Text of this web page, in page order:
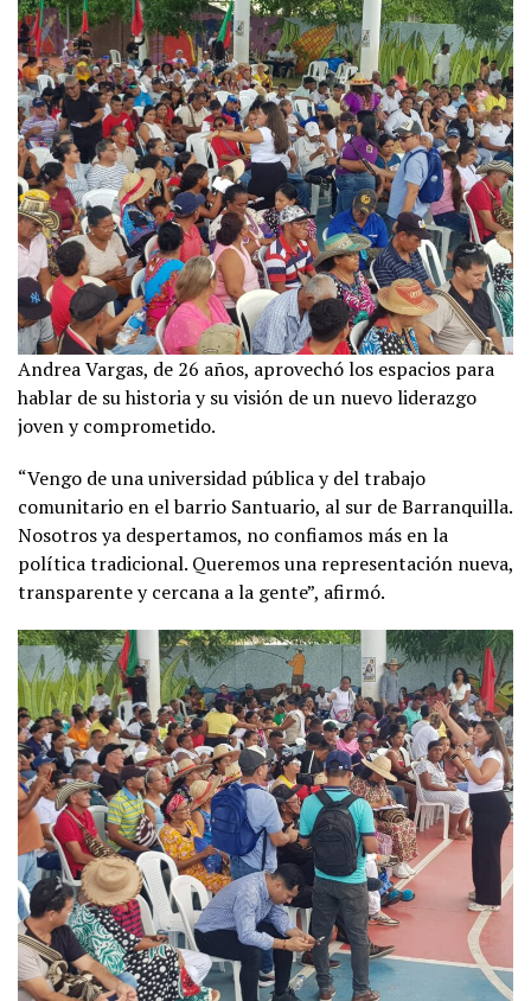
Andrea Vargas, de 26 años, aprovechó los espacios para
hablar de su historia y su visión de un nuevo liderazgo
joven y comprometido.
“Vengo de una universidad pública y del trabajo
comunitario en el barrio Santuario, al sur de Barranquilla.
Nosotros ya despertamos, no confiamos más en la
política tradicional. Queremos una representación nueva,
transparente y cercana a la gente”, afirmó.